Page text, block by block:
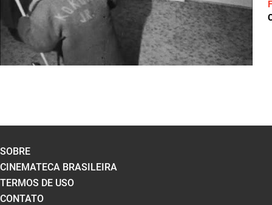
SOBRE
CINEMATECA BRASILEIRA
TERMOS DE USO
CONTATO